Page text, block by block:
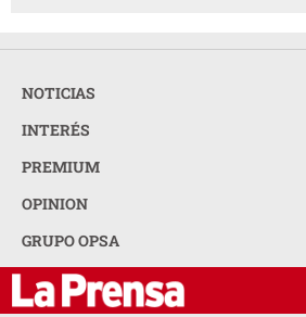
NOTICIAS
INTERÉS
PREMIUM
OPINION
GRUPO OPSA